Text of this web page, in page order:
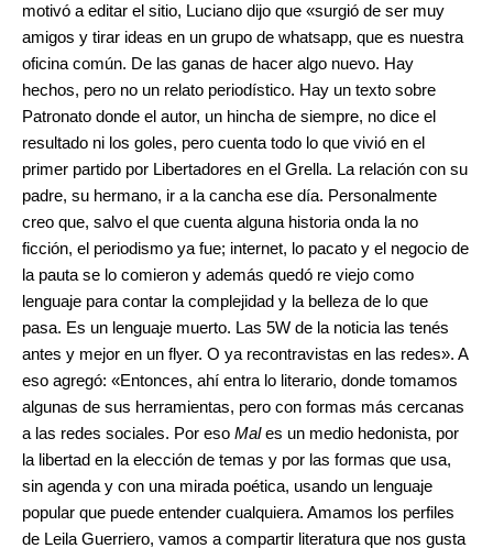
motivó a editar el sitio, Luciano dijo que «surgió de ser muy
amigos y tirar ideas en un grupo de whatsapp, que es nuestra
oficina común. De las ganas de hacer algo nuevo. Hay
hechos, pero no un relato periodístico. Hay un texto sobre
Patronato donde el autor, un hincha de siempre, no dice el
resultado ni los goles, pero cuenta todo lo que vivió en el
primer partido por Libertadores en el Grella. La relación con su
padre, su hermano, ir a la cancha ese día. Personalmente
creo que, salvo el que cuenta alguna historia onda la no
ficción, el periodismo ya fue; internet, lo pacato y el negocio de
la pauta se lo comieron y además quedó re viejo como
lenguaje para contar la complejidad y la belleza de lo que
pasa. Es un lenguaje muerto. Las 5W de la noticia las tenés
antes y mejor en un flyer. O ya recontravistas en las redes». A
eso agregó: «Entonces, ahí entra lo literario, donde tomamos
algunas de sus herramientas, pero con formas más cercanas
a las redes sociales. Por eso Males un medio hedonista, por
la libertad en la elección de temas y por las formas que usa,
sin agenda y con una mirada poética, usando un lenguaje
popular que puede entender cualquiera. Amamos los perfiles
de Leila Guerriero, vamos a compartir literatura que nos gusta